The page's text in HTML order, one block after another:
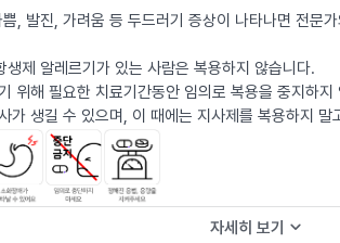
, 발진, 가려움 등 두드러기 증상이 나타나면 전문
생제 알레르기가 있는 사람은 복용하지 않습니다.
위해 필요한 치료기간동안 임의로 복용을 중지하지
가 생길 수 있으며, 이 때에는 지사제를 복용하지 말
자세히 보기 keyboard_arrow_down